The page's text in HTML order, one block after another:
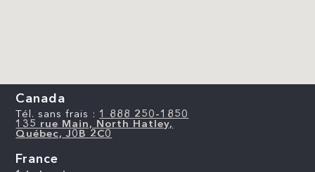
Canada
Tél. sans frais : 1 888 250-1850
135 rue Main, North Hatley,
Québec, J0B 2C0
France